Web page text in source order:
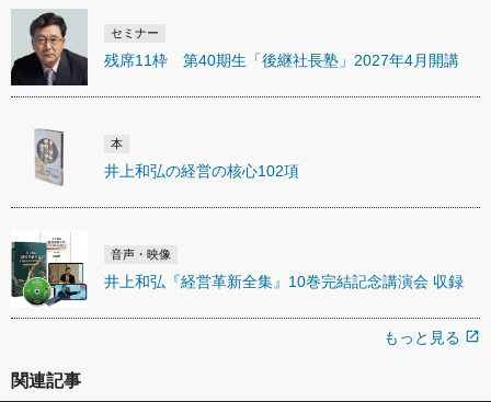
セミナー
残席11枠 第40期生「後継社長塾」2027年4月開講
本
井上和弘の経営の核心102項
音声・映像
井上和弘『経営革新全集』10巻完結記念講演会 収録
もっと見る open_in_new
関連記事